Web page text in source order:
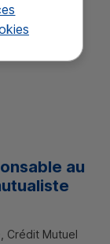
au
Crédit Mutuel